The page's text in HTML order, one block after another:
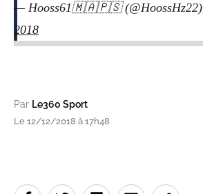
— Hooss61🇲🇦🇵🇸 (@HoossHz22)
2018
Par Le360 Sport
Le 12/12/2018 à 17h48